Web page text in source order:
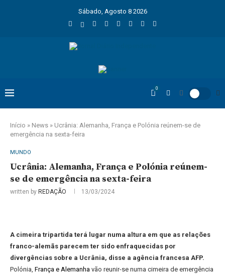
Sábado, Agosto 8 2026
0
Início » News » Ucrânia: Alemanha, França e Polónia reúnem-se de
emergência na sexta-feira
MUNDO
Ucrânia: Alemanha, França e Polónia reúnem-
se de emergência na sexta-feira
written by REDAÇÃO 13/03/2024
A cimeira tripartida terá lugar numa altura em que as relações
franco-alemãs parecem ter sido enfraquecidas por
divergências sobre a Ucrânia, disse a agência francesa AFP.
Polónia, França e Alemanha vão reunir-se numa cimeira de emergência